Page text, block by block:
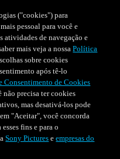
("cookies") para
pessoal para você e
atividades de navegação e
mais veja a nossaPolítica
sobre cookies
após tê-lo
Consentimento de Cookies
não precisa ter cookies
mas desativá-los pode
"Aceitar", você concorda
fins e para o
aSony Pictures eempresas do